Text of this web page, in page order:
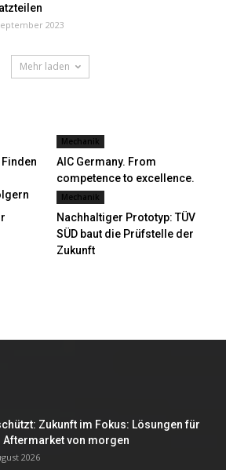
2023
Mehr laden
Mechanik
AIC Germany. From
competence to excellence.
Mechanik
Nachhaltiger Prototyp: TÜV
SÜD baut die Prüfstelle der
Zukunft
Zukunft im Fokus: Lösungen für
Aftermarket von morgen
2026